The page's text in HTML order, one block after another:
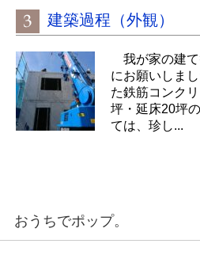
建築過程（外観）
我が家の建て
にお願いしま
た鉄筋コンク
坪・延床20坪
ては、珍し...
おうちでポップ。